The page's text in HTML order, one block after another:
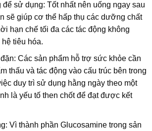
sử dụng: Tốt nhất nên uống ngay sau
sẽ giúp cơ thể hấp thụ các dưỡng chất
hạn chế tối đa các tác động không
tiêu hóa.
Các sản phẩm hỗ trợ sức khỏe cần
thấu và tác động vào cấu trúc bên trong
duy trì sử dụng hằng ngày theo một
là yếu tố then chốt để đạt được kết
Vì thành phần Glucosamine trong sản